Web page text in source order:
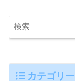
カテゴリー